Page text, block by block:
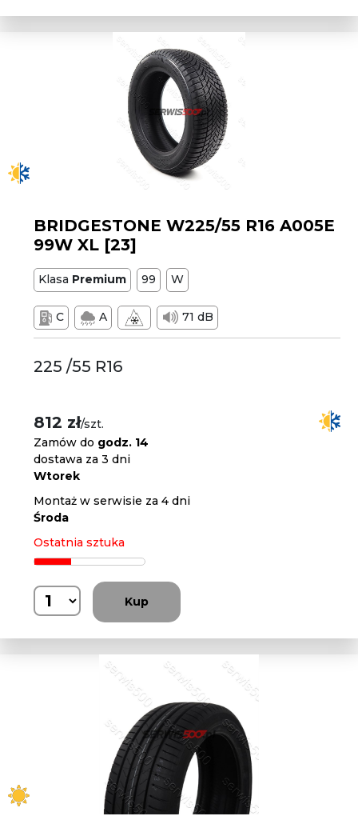
BRIDGESTONE W225/55 R16 A005E
99W XL [23]
Klasa Premium 99 W
C A 71 dB
225 /55 R16
812 zł/szt.
Zamów do godz. 14
dostawa za 3 dni
Wtorek
Montaż w serwisie za 4 dni
Środa
Ostatnia sztuka
Kup